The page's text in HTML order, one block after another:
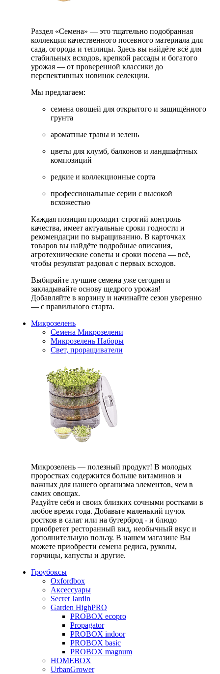
Раздел «Семена» — это тщательно подобранная
коллекция качественного посевного материала для
сада, огорода и теплицы. Здесь вы найдёте всё для
стабильных всходов, крепкой рассады и богатого
урожая — от проверенной классики до
перспективных новинок селекции.
Мы предлагаем:
семена овощей для открытого и защищённого
грунта
ароматные травы и зелень
цветы для клумб, балконов и ландшафтных
композиций
редкие и коллекционные сорта
профессиональные серии с высокой
всхожестью
Каждая позиция проходит строгий контроль
качества, имеет актуальные сроки годности и
рекомендации по выращиванию. В карточках
товаров вы найдёте подробные описания,
агротехнические советы и сроки посева — всё,
чтобы результат радовал с первых всходов.
Выбирайте лучшие семена уже сегодня и
закладывайте основу щедрого урожая!
Добавляйте в корзину и начинайте сезон уверенно
— с правильного старта.
Микрозелень
Семена Микрозелени
Микрозелень Наборы
Свет, проращиватели
Микрозелень — полезный продукт! В молодых
проростках содержится больше витаминов и
важных для нашего организма элементов, чем в
самих овощах.
Радуйте себя и своих близких сочными ростками в
любое время года. Добавьте маленький пучок
ростков в салат или на бутерброд - и блюдо
приобретет ресторанный вид, необычный вкус и
дополнительную пользу. В нашем магазине Вы
можете приобрести семена редиса, руколы,
горчицы, капусты и другие.
Гроубоксы
Oxfordbox
Аксессуары
Secret Jardin
Garden HighPRO
PROBOX ecopro
Propagator
PROBOX indoor
PROBOX basic
PROBOX magnum
HOMEBOX
UrbanGrower